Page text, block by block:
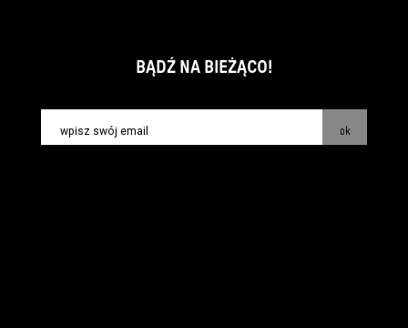
BĄDŹ NA BIEŻĄCO!
ok